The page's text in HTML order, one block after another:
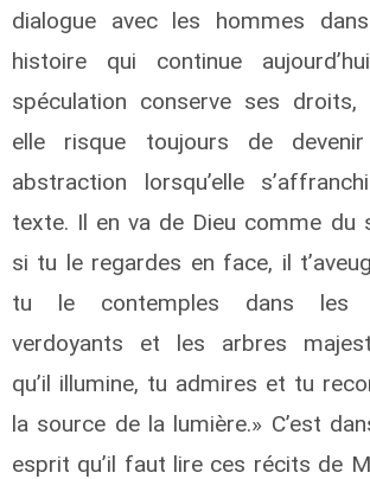
dialogue avec les hommes
histoire qui continue
spéculation conserve ses droits,
elle risque toujours de
abstraction lorsqu’elle
texte. Il en va de Dieu comme du
si tu le regardes en face, il
tu le contemples dans les
verdoyants et les arbres
qu’il illumine, tu admires et tu
la source de la lumière.» C’est
esprit qu’il faut lire ces récits de